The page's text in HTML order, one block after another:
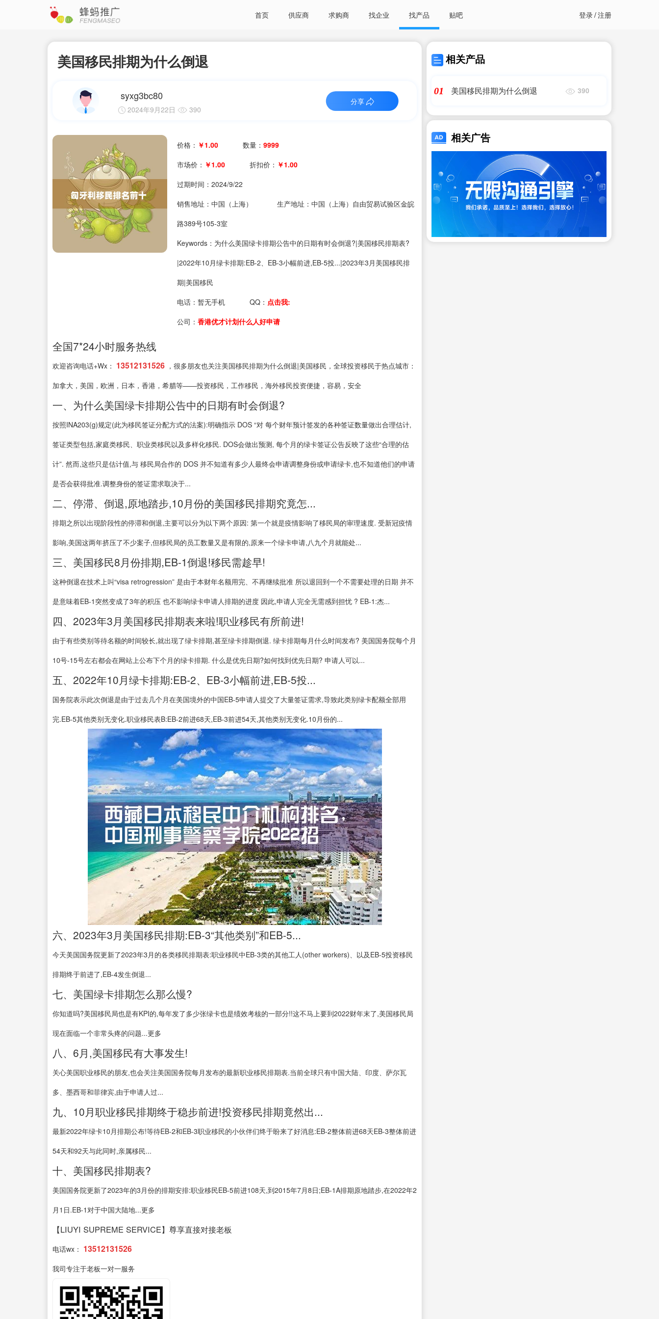
首页 供应商 求购商 找企业 找产品 贴吧 登录/注册
美国移民排期为什么倒退
syxg3bc80
2024年9月22日 390
分享
价格： ￥1.00 数量：9999
市场价： ￥1.00 折扣价： ￥1.00
过期时间：2024/9/22
销售地址：中国（上海）
生产地址：中国（上海）自由贸易试验区金皖
路389号105-3室
Keywords：为什么美国绿卡排期公告中的日期有时会倒退?|美国移民排期表?
|2022年10月绿卡排期:EB-2、EB-3小幅前进,EB-5投...|2023年3月美国移民排
期|美国移民
电话：暂无手机 QQ： 点击我:
公司：香港优才计划什么人好申请
全国7*24小时服务热线
欢迎咨询电话+Wx： 13512131526 ，很多朋友也关注美国移民排期为什么倒退|美国移民，全球投资移民于热点城市：
加拿大，美国，欧洲，日本，香港，希腊等——投资移民，工作移民，海外移民投资便捷，容易，安全
一、为什么美国绿卡排期公告中的日期有时会倒退?
按照INA203(g)规定(此为移民签证分配方式的法案):明确指示 DOS “对 每个财年预计签发的各种签证数量做出合理估计,
签证类型包括,家庭类移民、职业类移民以及多样化移民. DOS会做出预测, 每个月的绿卡签证公告反映了这些“合理的估
计”. 然而,这些只是估计值,与 移民局合作的 DOS 并不知道有多少人最终会申请调整身份或申请绿卡,也不知道他们的申请
是否会获得批准.调整身份的签证需求取决于...
二、停滞、倒退,原地踏步,10月份的美国移民排期究竟怎...
排期之所以出现阶段性的停滞和倒退,主要可以分为以下两个原因: 第一个就是疫情影响了移民局的审理速度. 受新冠疫情
影响,美国这两年挤压了不少案子,但移民局的员工数量又是有限的,原来一个绿卡申请,八九个月就能处...
三、美国移民8月份排期,EB-1倒退!移民需趁早!
这种倒退在技术上叫“visa retrogression” 是由于本财年名额用完、不再继续批准 所以退回到一个不需要处理的日期 并不
是意味着EB-1突然变成了3年的积压 也不影响绿卡申请人排期的进度 因此,申请人完全无需感到担忧 ? EB-1:杰...
四、2023年3月美国移民排期表来啦!职业移民有所前进!
由于有些类别等待名额的时间较长,就出现了绿卡排期,甚至绿卡排期倒退. 绿卡排期每月什么时间发布? 美国国务院每个月
10号-15号左右都会在网站上公布下个月的绿卡排期. 什么是优先日期?如何找到优先日期? 申请人可以...
五、2022年10月绿卡排期:EB-2、EB-3小幅前进,EB-5投...
国务院表示此次倒退是由于过去几个月在美国境外的中国EB-5申请人提交了大量签证需求,导致此类别绿卡配额全部用
完.EB-5其他类别无变化.职业移民表B:EB-2前进68天,EB-3前进54天,其他类别无变化.10月份的...
六、2023年3月美国移民排期:EB-3“其他类别”和EB-5...
今天美国国务院更新了2023年3月的各类移民排期表:职业移民中EB-3类的其他工人(other workers)、以及EB-5投资移民
排期终于前进了,EB-4发生倒退...
七、美国绿卡排期怎么那么慢?
你知道吗?美国移民局也是有KPI的,每年发了多少张绿卡也是绩效考核的一部分!!这不马上要到2022财年末了,美国移民局
现在面临一个非常头疼的问题...更多
八、6月,美国移民有大事发生!
关心美国职业移民的朋友,也会关注美国国务院每月发布的最新职业移民排期表.当前全球只有中国大陆、印度、萨尔瓦
多、墨西哥和菲律宾,由于申请人过...
九、10月职业移民排期终于稳步前进!投资移民排期竟然出...
最新2022年绿卡10月排期公布!等待EB-2和EB-3职业移民的小伙伴们终于盼来了好消息:EB-2整体前进68天EB-3整体前进
54天和92天与此同时,亲属移民...
十、美国移民排期表?
美国国务院更新了2023年的3月份的排期安排:职业移民EB-5前进108天,到2015年7月8日;EB-1A排期原地踏步,在2022年2
月1日.EB-1对于中国大陆地...更多
【LIUYI SUPREME SERVICE】尊享直接对接老板
电话wx： 13512131526
我司专注于老板一对一服务
相关产品
01 美国移民排期为什么倒退 390
相关广告